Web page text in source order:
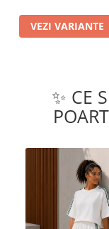
VEZI VARIANTE
✨ CE